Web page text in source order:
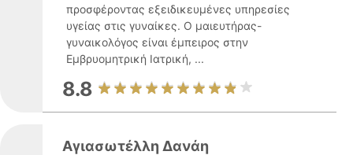
προσφέροντας εξειδικευμένες υπηρεσίες
υγείας στις γυναίκες. Ο μαιευτήρας-
γυναικολόγος είναι έμπειρος στην
Εμβρυομητρική Ιατρική, ...
8.8
Αγιασωτέλλη Δανάη